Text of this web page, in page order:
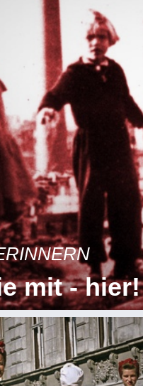
mit - hier!